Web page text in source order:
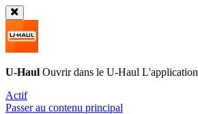
U-Haul Ouvrir dans le U-Haul L'application
Actif
Passer au contenu principal